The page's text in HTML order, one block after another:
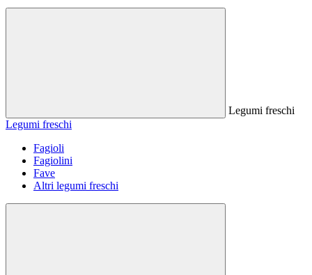
Legumi freschi
Legumi freschi
Fagioli
Fagiolini
Fave
Altri legumi freschi